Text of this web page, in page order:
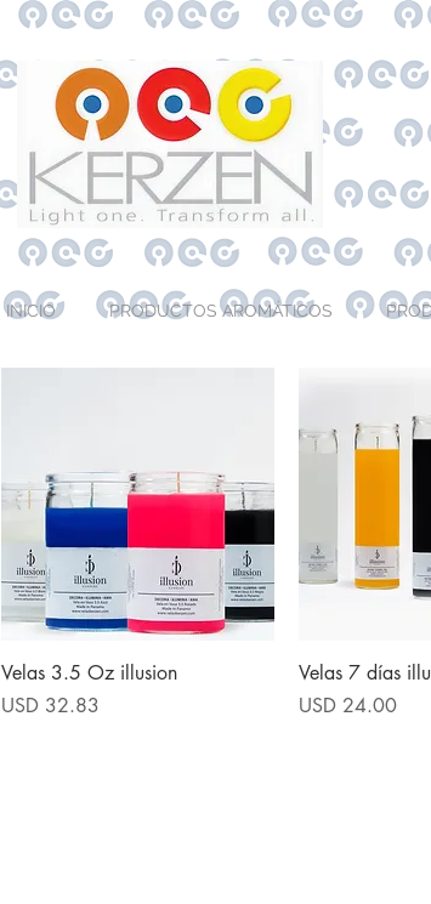
INICIO PRODUCTOS AROMÁTICOS
Vista rápida
Velas 3.5 Oz illusion
Precio
USD 32.83
Velas 7 días
Precio
USD 24.00